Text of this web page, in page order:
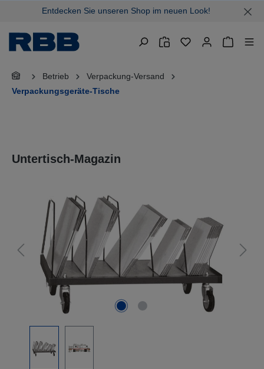
springenEntdecken Sie unseren Shop im neuen Look!
Betrieb
Verpackung-Versand
Verpackungsgeräte-Tische
Untertisch-Magazin